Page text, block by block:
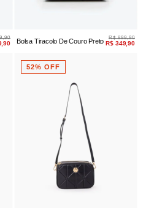
Bolsa Tiracolo De Couro Preto R$ 899,90
R$ 349,90
52% OFF